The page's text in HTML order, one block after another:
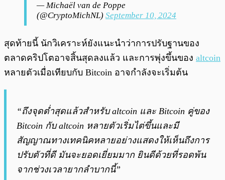
— Michaël van de Poppe
(@CryptoMichNL) September 10, 2024
สุดท้ายนี้ นักวิเคราะห์ยังแนะนำว่าการปรับฐานของ
ตลาดคริปโตอาจสิ้นสุดลงแล้ว และการพุ่งขึ้นของ altcoin
หลายตัวเมื่อเทียบกับ Bitcoin อาจกำลังจะเริ่มต้น
“ถึงจุดต่ำสุดแล้วสำหรับ altcoin และ Bitcoin คู่ของ
Bitcoin กับ altcoin หลายตัวเริ่มไต่ขึ้นและมี
สัญญาณทางเทคนิคหลายอย่างแสดงให้เห็นถึงการ
ปรับตัวที่ดี มันจะยอดเยี่ยมมาก ยินดีด้วยที่รอดพ้น
จากช่วงเวลายากลำบากนี้”